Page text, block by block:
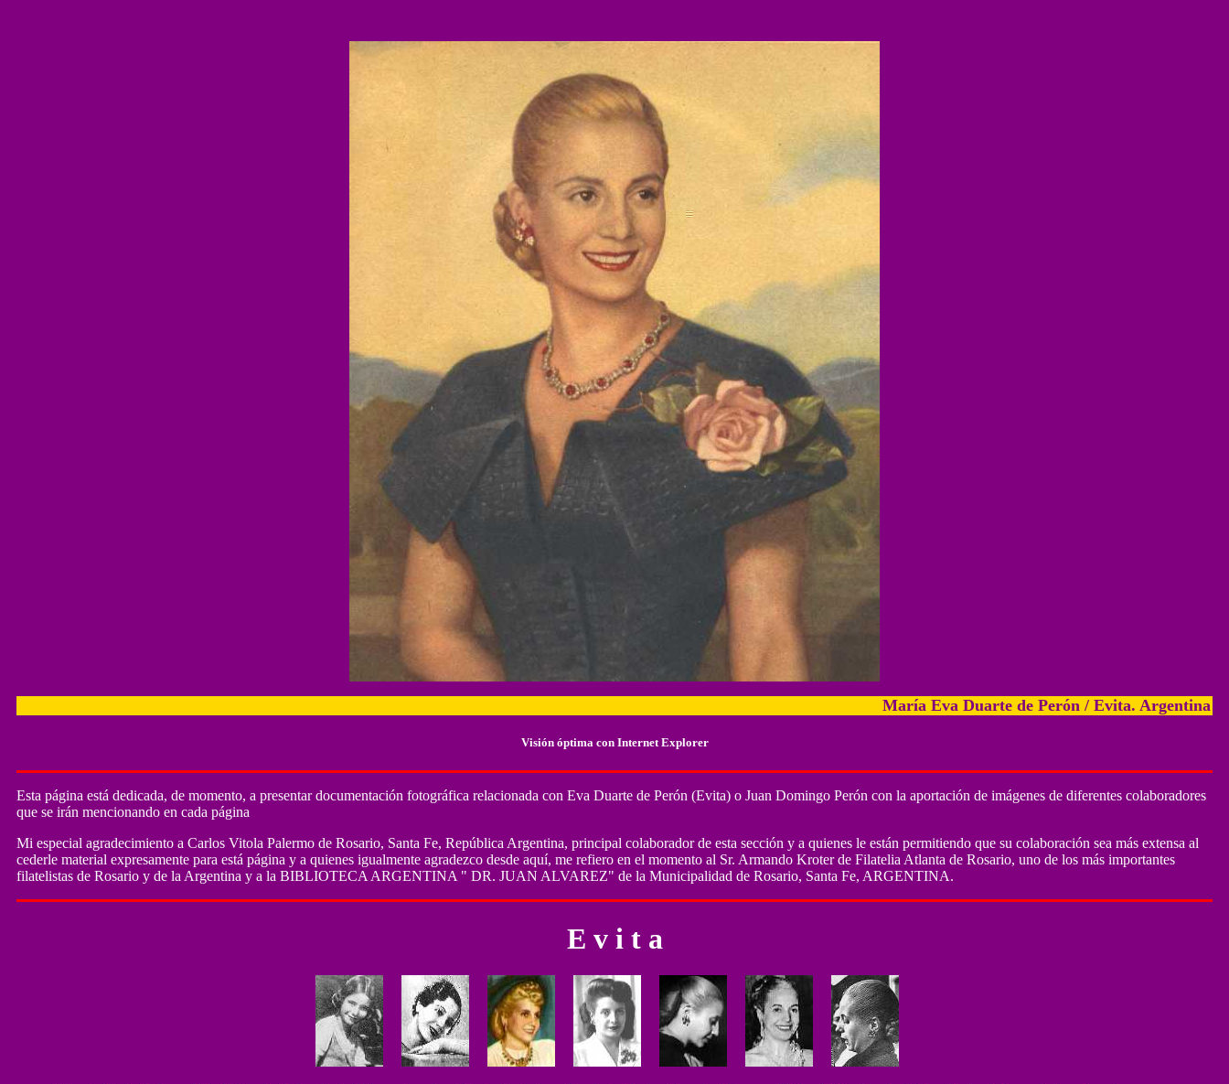
María Eva Duarte de Perón / Evita. Argentina 1919-
Visión óptima con Internet Explorer
Esta página está dedicada, de momento, a presentar documentación fotográfica relacionada con Eva Duarte de Perón (Evita) o Juan Domingo Perón con la aportación de imágenes de diferentes colaboradores
que se irán mencionando en cada página
Mi especial agradecimiento a Carlos Vitola Palermo de Rosario, Santa Fe, República Argentina, principal colaborador de esta sección y a quienes le están permitiendo que su colaboración sea más extensa al
cederle material expresamente para está página y a quienes igualmente agradezco desde aquí, me refiero en el momento al Sr. Armando Kroter de Filatelia Atlanta de Rosario, uno de los más importantes
filatelistas de Rosario y de la Argentina y a la BIBLIOTECA ARGENTINA " DR. JUAN ALVAREZ" de la Municipalidad de Rosario, Santa Fe, ARGENTINA.
E v i t a